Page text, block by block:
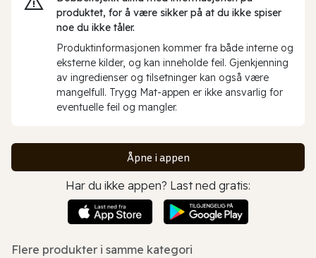
produktet, for å være sikker på at du ikke spiser
noe du ikke tåler.
Produktinformasjonen kommer fra både interne og
eksterne kilder, og kan inneholde feil. Gjenkjenning
av ingredienser og tilsetninger kan også være
mangelfull. Trygg Mat-appen er ikke ansvarlig for
eventuelle feil og mangler.
Åpne i appen
Har du ikke appen? Last ned gratis:
Flere produkter i samme kategori